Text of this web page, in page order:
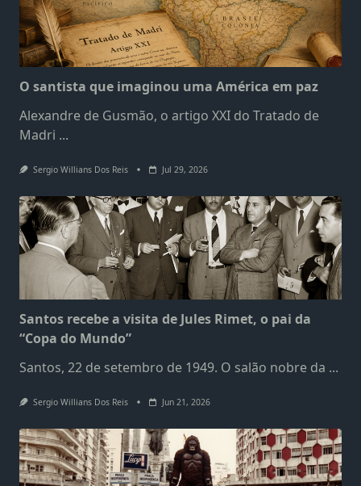
O santista que imaginou uma América em paz
Alexandre de Gusmão, o artigo XXI do Tratado de
Madri ...
Sergio Willians Dos Reis Jul 29, 2026
Santos recebe a visita de Jules Rimet, o pai da
“Copa do Mundo”
Santos, 22 de setembro de 1949. O salão nobre da ...
Sergio Willians Dos Reis Jun 21, 2026